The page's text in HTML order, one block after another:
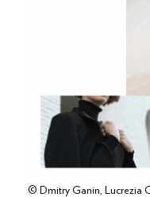
© Dmitry Ganin, Lucrezia